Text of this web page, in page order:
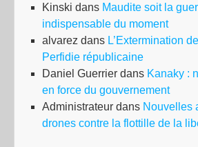
Kinski dans Maudite soit la
indispensable du moment
alvarez dans L’Extermination
Perfidie républicaine
Daniel Guerrier dans Kanaky :
en force du gouvernement
Administrateur dans Nouvelles
drones contre la flottille de la